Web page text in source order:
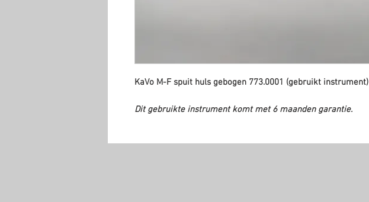
KaVo M-F spuit huls gebogen 773.0001 (gebruikt instrument)
Dit gebruikte instrument komt met 6 maanden garantie.